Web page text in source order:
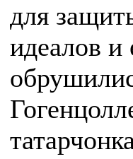
для
идеалов и